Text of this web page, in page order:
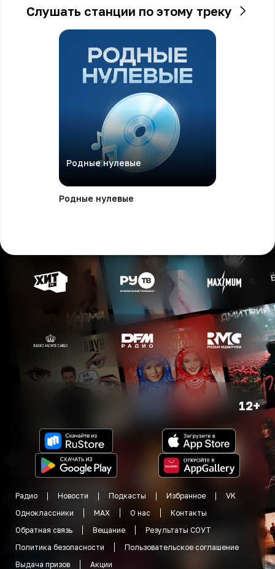
Слушать станции по этому треку
Родные нулевые
Родные нулевые
12+
Радио Новости Подкасты Избранное
VK
Одноклассники
MAX О нас
Контакты
Обратная связь
Вещание
Результаты СОУТ
Политика безопасности
Пользовательское соглашение
Выдача призов
Акции